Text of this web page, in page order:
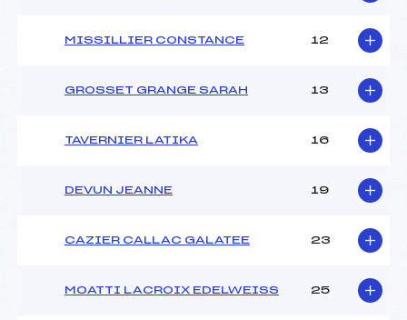
MISSILLIER CONSTANCE 12
GROSSET GRANGE SARAH 13
TAVERNIER LATIKA 16
DEVUN JEANNE 19
CAZIER CALLAC GALATEE 23
MOATTI LACROIX EDELWEISS 25